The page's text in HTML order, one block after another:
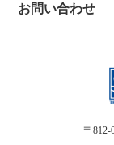
お問い合わせ
〒